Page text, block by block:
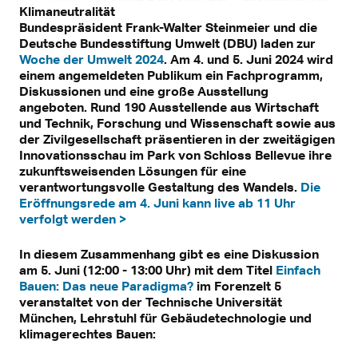
Klimaneutralität
Bundespräsident Frank-Walter Steinmeier und die
Deutsche Bundesstiftung Umwelt (DBU) laden zur
Woche der Umwelt 2024. Am 4. und 5. Juni 2024 wird
einem angemeldeten Publikum ein Fachprogramm,
Diskussionen und eine große Ausstellung
angeboten. Rund 190 Ausstellende aus Wirtschaft
und Technik, Forschung und Wissenschaft sowie aus
der Zivilgesellschaft präsentieren in der zweitägigen
Innovationsschau im Park von Schloss Bellevue ihre
zukunftsweisenden Lösungen für eine
verantwortungsvolle Gestaltung des Wandels. Die
Eröffnungsrede am 4. Juni kann live ab 11 Uhr
verfolgt werden >
In diesem Zusammenhang gibt es eine Diskussion
am 5. Juni (12:00 - 13:00 Uhr) mit dem Titel Einfach
Bauen: Das neue Paradigma? im Forenzelt 5
veranstaltet von der Technische Universität
München, Lehrstuhl für Gebäudetechnologie und
klimagerechtes Bauen: